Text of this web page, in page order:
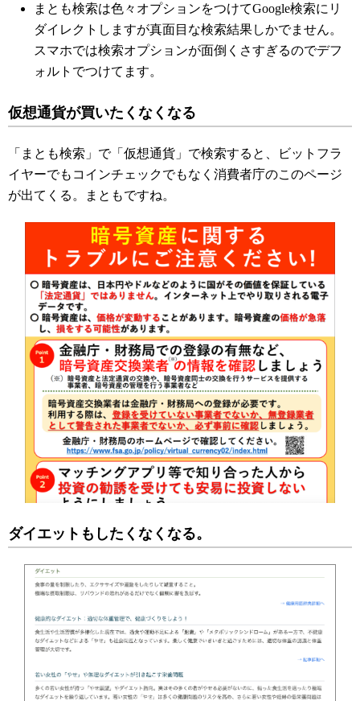
まとも検索は色々オプションをつけてGoogle検索にリ
ダイレクトしますが真面目な検索結果しかでません。
スマホでは検索オプションが面倒くさすぎるのでデフ
ォルトでつけてます。
仮想通貨が買いたくなくなる
「まとも検索」で「仮想通貨」で検索すると、ビットフラ
イヤーでもコインチェックでもなく消費者庁のこのページ
が出てくる。まともですね。
ダイエットもしたくなくなる。